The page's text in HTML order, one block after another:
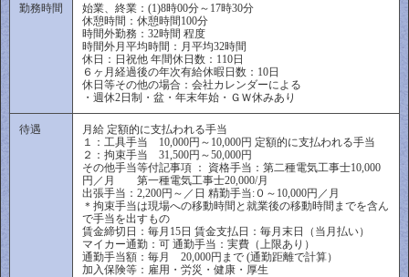
勤務時間
始業、終業：(1)8時00分～17時30分
休憩時間：休憩時間100分
時間外勤務：32時間 程度
時間外月平均時間：月平均32時間
休日：日祝他 年間休日数：110日
６ヶ月経過後の年次有給休暇日数：10日
休日等その他の場合：会社カレンダーによる
・週休2日制・盆・年末年始・ＧＷ休みあり
待遇
月給 定額的に支払われる手当
１：工具手当 10,000円～10,000円 定額的に支払われる手当
２：拘束手当 31,500円～50,000円
その他手当等付記事項 ： 資格手当：第二種電気工事士10,000
円／月 第一種電気工事士20,000/月
出張手当：2,200円～／日 精勤手当:０～10,000円／月
＊拘束手当は現場への移動時間と就業後の移動時間までを含ん
で手当を出すもの
賃金締切日：毎月15日 賃金支払日：毎月末日（当月払い）
マイカー通勤：可 通勤手当：実費（上限あり）
通勤手当額：毎月 20,000円まで (通勤距離で計算）
加入保険等：雇用・労災・健康・厚生